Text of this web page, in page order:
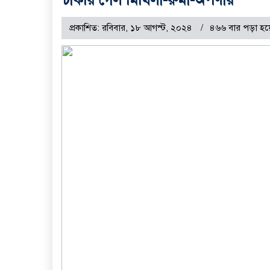
প্রকাশিত: রবিবার, ১৮ আগস্ট, ২০২৪ ৪৬৬ বার পড়া